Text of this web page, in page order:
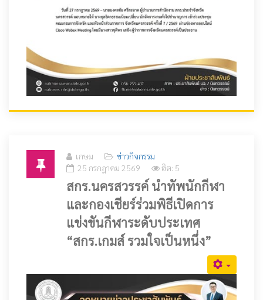
เกษม
ข่าวกิจกรรม
25 กรกฎาคม 2569
ฮิต: 5
สกร.นครสวรรค์ นำทัพนักกีฬา
และกองเชียร์ร่วมพิธีเปิดการ
แข่งขันกีฬาระดับประเทศ
“สกร.เกมส์ รวมใจเป็นหนึ่ง”